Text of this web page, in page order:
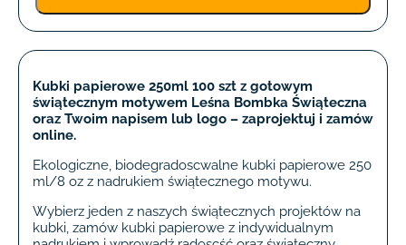
Kubki papierowe 250ml 100 szt z gotowym
świątecznym motywem Leśna Bombka Świąteczna
oraz Twoim napisem lub logo – zaprojektuj i zamów
online.
Ekologiczne, biodegradoscwalne kubki papierowe 250
ml/8 oz z nadrukiem świątecznego motywu.
Wybierz jeden z naszych świątecznych projektów na
kubki, zamów kubki papierowe z indywidualnym